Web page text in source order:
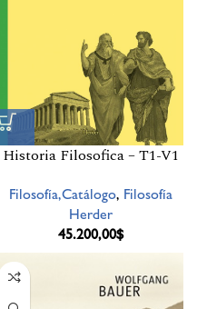
Historia Filosofica – T1-V1
Filosofía,Catálogo, Filosofía
Herder
45.200,00$